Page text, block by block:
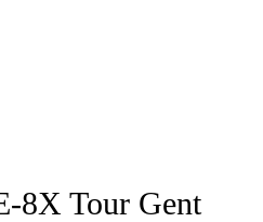
8X Tour Gent